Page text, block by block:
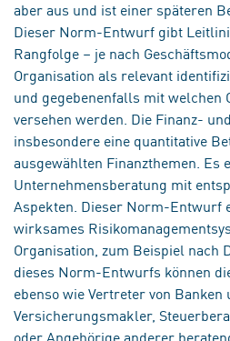
aber aus und ist einer späteren
Dieser Norm-Entwurf gibt
Rangfolge – je nach
Organisation als relevant
und gegebenenfalls mit welchen
versehen werden. Die Finanz-
insbesondere eine quantitative
ausgewählten Finanzthemen. Es
Unternehmensberatung mit
Aspekten. Dieser Norm-Entwurf
wirksames
Organisation, zum Beispiel nach
dieses Norm-Entwurfs können
ebenso wie Vertreter von Banken
Versicherungsmakler,
oder Angehörige anderer